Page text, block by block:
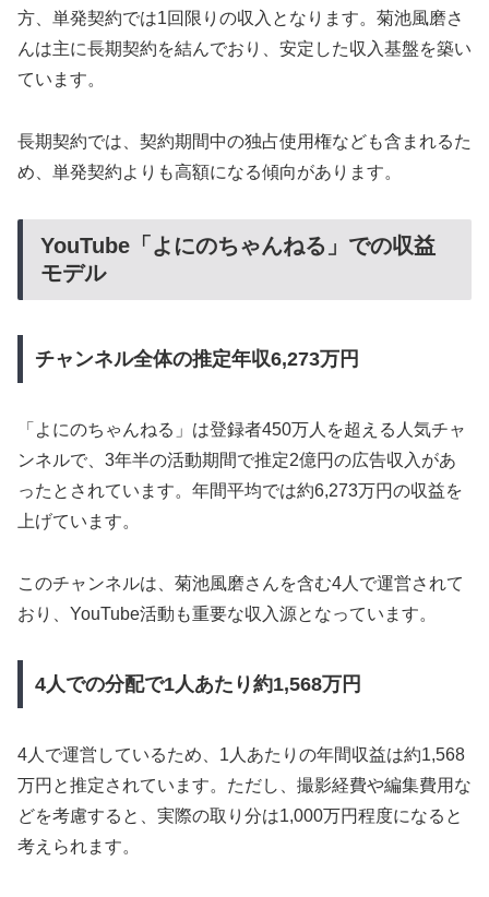
方、単発契約では1回限りの収入となります。菊池風磨さ
んは主に長期契約を結んでおり、安定した収入基盤を築い
ています。
長期契約では、契約期間中の独占使用権なども含まれるた
め、単発契約よりも高額になる傾向があります。
YouTube「よにのちゃんねる」での収益
モデル
チャンネル全体の推定年収6,273万円
「よにのちゃんねる」は登録者450万人を超える人気チャ
ンネルで、3年半の活動期間で推定2億円の広告収入があ
ったとされています。年間平均では約6,273万円の収益を
上げています。
このチャンネルは、菊池風磨さんを含む4人で運営されて
おり、YouTube活動も重要な収入源となっています。
4人での分配で1人あたり約1,568万円
4人で運営しているため、1人あたりの年間収益は約1,568
万円と推定されています。ただし、撮影経費や編集費用な
どを考慮すると、実際の取り分は1,000万円程度になると
考えられます。